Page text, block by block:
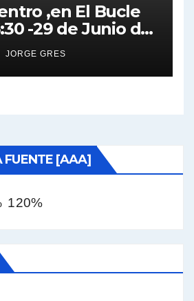
,en El Bucle
-29 de Junio de
en mi placard.
JORGE GRES
FUENTE [AAA]
120%